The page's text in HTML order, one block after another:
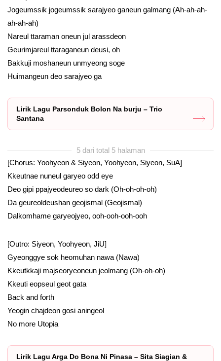
Jogeumssik jogeumssik sarajyeo ganeun galmang (Ah-ah-ah-
ah-ah-ah)
Nareul ttaraman oneun jul arassdeon
Geurimjareul ttaraganeun deusi, oh
Bakkuji moshaneun unmyeong soge
Huimangeun deo sarajyeo ga
Lirik Lagu Parsonduk Bolon Na burju – Trio
Santana
5 dari total 5 halaman
[Chorus: Yoohyeon & Siyeon, Yoohyeon, Siyeon, SuA]
Kkeutnae nuneul garyeo odd eye
Deo gipi ppajyeodeureo so dark (Oh-oh-oh-oh)
Da geureoldeushan geojismal (Geojismal)
Dalkomhame garyeojyeo, ooh-ooh-ooh-ooh
[Outro: Siyeon, Yoohyeon, JiU]
Gyeonggye sok heomuhan nawa (Nawa)
Kkeutkkaji majseoryeoneun jeolmang (Oh-oh-oh)
Kkeuti eopseul geot gata
Back and forth
Yeogin chajdeon gosi aningeol
No more Utopia
Lirik Lagu Arga Do Bona Ni Pinasa – Sita Siagian &